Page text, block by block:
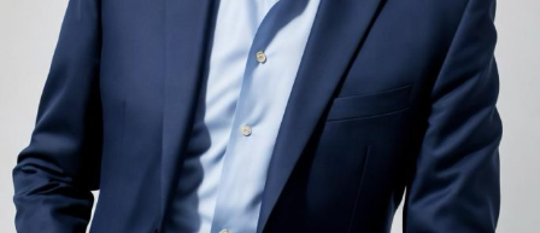
Pardoseala joacă un rol important în absorbția acestor
sunete, mai ales în zonele de trecere frecventă dintre
cameră și baie sau dintre pat și fereastră. Un material cu
proprietăți fonoabsorbante bune reduce transmiterea
zgomotului către camerele vecine și către etajele
inferioare, un aspect esențial mai ales în clădirile mai
vechi, cu structuri care nu au fost proiectate inițial
pentru izolare fonică performantă.